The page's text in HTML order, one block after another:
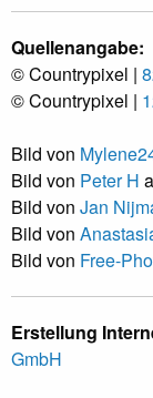
Quellenangabe:
© Countrypixel |
© Countrypixel |
Bild von
Bild von Peter H
Bild von Jan
Bild von
Bild von Free-
Erstellung
GmbH